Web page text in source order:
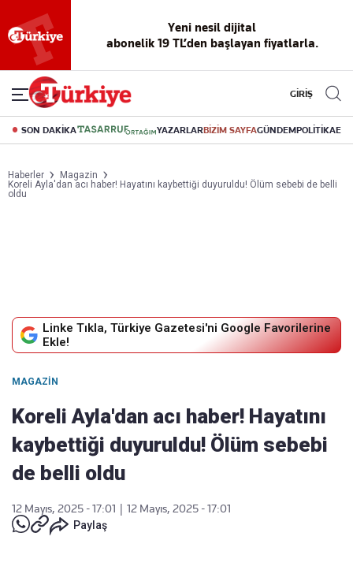
okuma
deneyimi
dijital arşiv
Akıllı haber
asistanı
Eski gazeteleri
indirme
canlı soru
cevap
GİRİŞ
SON DAKİKA YAZARLARBİZİM SAYFAGÜNDEMPOLİTİKA
Haberler
Magazin
Koreli Ayla'dan acı haber! Hayatını kaybettiği duyuruldu! Ölüm sebebi de belli
oldu
Linke Tıkla, Türkiye Gazetesi'ni Google Favorilerine
Ekle!
MAGAZIN
Koreli Ayla'dan acı haber! Hayatını
kaybettiği duyuruldu! Ölüm sebebi
de belli oldu
12 Mayıs, 2025 - 17:01
12 Mayıs, 2025 - 17:01
Paylaş